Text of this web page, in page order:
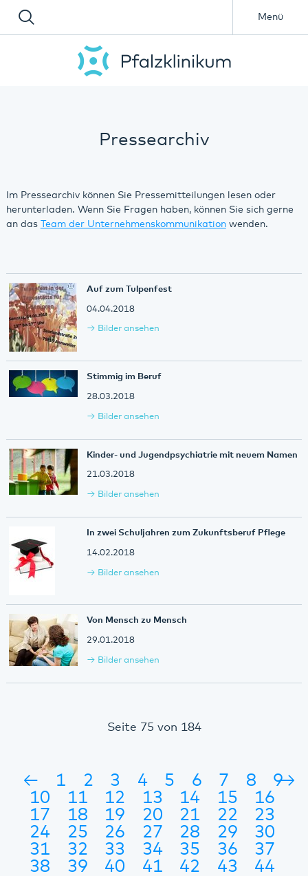
Menü
Pressearchiv
Im Pressearchiv können Sie Pressemitteilungen lesen oder
herunterladen. Wenn Sie Fragen haben, können Sie sich gerne
an das Team der Unternehmenskommunikationwenden.
Auf zum Tulpenfest
04.04.2018
Bilder ansehen
Stimmig im Beruf
28.03.2018
Bilder ansehen
Kinder- und Jugendpsychiatrie mit neuem Namen
21.03.2018
Bilder ansehen
In zwei Schuljahren zum Zukunftsberuf Pflege
14.02.2018
Bilder ansehen
Von Mensch zu Mensch
29.01.2018
Bilder ansehen
Seite 75 von 184
← 1 2 3 4 5 6 7 8
9
10
11 12 13 14 15
16
17
18 19 20 21 22
23
24
25 26 27 28 29
30
31
32 33 34 35 36
37
38
39 40 41 42 43
44
→